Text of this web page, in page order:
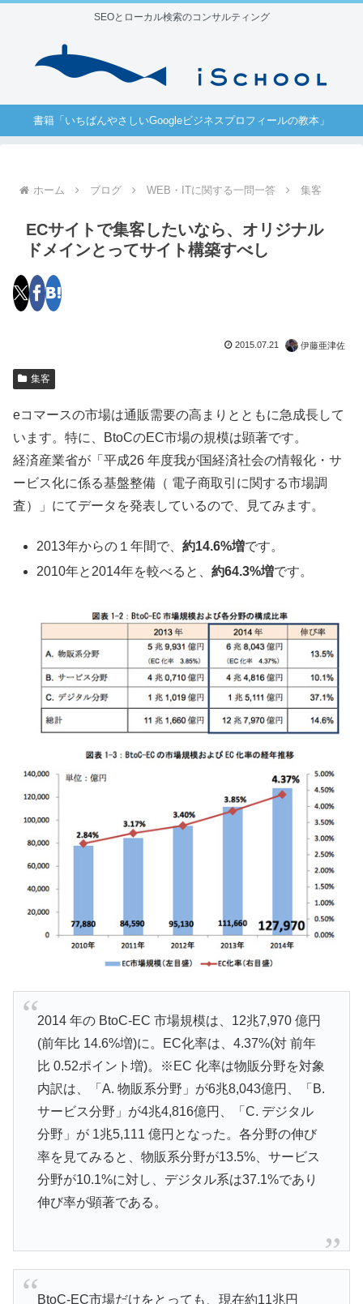
SEOとローカル検索のコンサルティング
書籍「いちばんやさしいGoogleビジネスプロフィールの教本」
ホーム ブログ WEB・ITに関する一問一答 集客
ECサイトで集客したいなら、オリジナル
ドメインとってサイト構築すべし
2015.07.21 伊藤亜津佐
集客
eコマースの市場は通販需要の高まりとともに急成長して
います。特に、BtoCのEC市場の規模は顕著です。
経済産業省が「平成26 年度我が国経済社会の情報化・サ
ービス化に係る基盤整備（ 電子商取引に関する市場調
査）」にてデータを発表しているので、見てみます。
2013年からの１年間で、約14.6%増です。
2010年と2014年を較べると、約64.3%増です。
2014 年の BtoC-EC 市場規模は、12兆7,970 億円
(前年比 14.6%増)に。EC化率は、4.37%(対 前年
比 0.52ポイント増)。※EC 化率は物販分野を対象
内訳は、「A. 物販系分野」が6兆8,043億円、「B.
サービス分野」が4兆4,816億円、「C. デジタル
分野」が 1兆5,111 億円となった。各分野の伸び
率を見てみると、物販系分野が13.5%、サービス
分野が10.1%に対し、デジタル系は37.1%であり
伸び率が顕著である。
BtoC-EC市場だけをとっても、現在約11兆円